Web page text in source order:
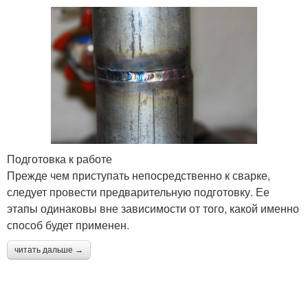
Подготовка к работе
Прежде чем приступать непосредственно к сварке,
следует провести предварительную подготовку. Ее
этапы одинаковы вне зависимости от того, какой именно
способ будет применен.
читать дальше →